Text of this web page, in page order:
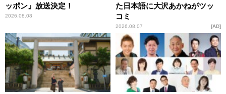
ッポン』放送決定！
2026.08.08
た日本語に大沢あかねがツッ
コミ
2026.08.07 AD